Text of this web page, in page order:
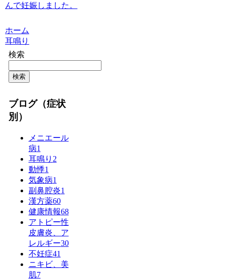
んで妊娠しました。
ホーム
耳鳴り
検索
検索
ブログ（症状
別）
メニエール
病1
耳鳴り 2
動悸1
気象病1
副鼻腔炎1
漢方薬60
健康情報68
アトピー性
皮膚炎、ア
レルギー30
不妊症41
ニキビ、美
肌7